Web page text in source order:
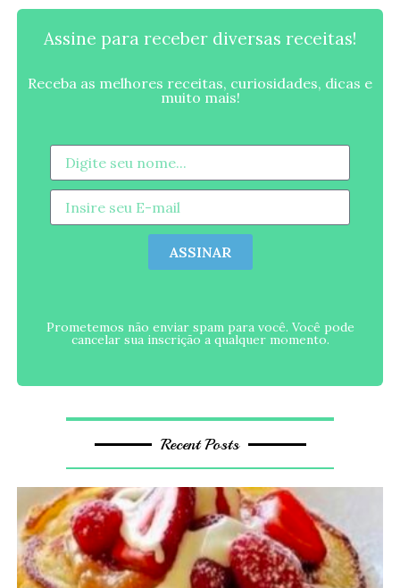
Assine para receber diversas receitas!
Receba as melhores receitas, curiosidades, dicas e
muito mais!
ASSINAR
Prometemos não enviar spam para você. Você pode
cancelar sua inscrição a qualquer momento.
Recent Posts